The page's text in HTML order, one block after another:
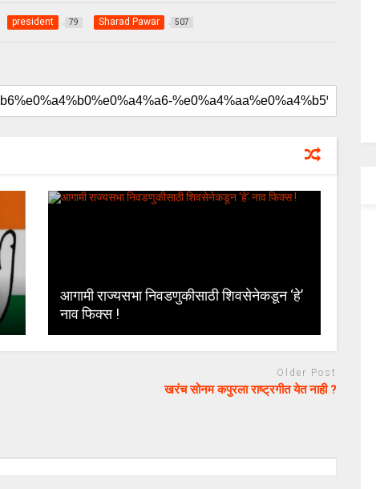
president 79 Sharad Pawar 507
आगामी राज्यसभा निवडणुकीसाठी शिवसेनेकडून ‘हे’
नाव फिक्स !
Older Post
खरंच सोनम कपुरला राष्ट्रगीत येत नाही ?